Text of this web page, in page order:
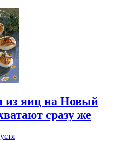
из яиц на Новый
сразу же